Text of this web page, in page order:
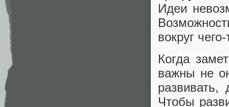
Идеи
вокруг
Когда
важны не
развивать,
Чтобы